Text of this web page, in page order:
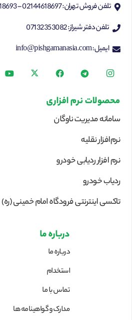
تلفن فروش تهران: 02144618697 – 02144618693
تلفن دفتر شیراز: 07132353082
ایمیل: info@pishgamanasia.com
محصولات نرم افزاری
سامانه مدیریت ناوگان
نرم‌افزار نقلیه
نرم افزار ردیابی خودرو
ردیاب خودرو
تاکسی اینترنتی فرودگاه امام خمینی (ره)
درباره ما
درباره ما
استخدام
تماس با ما
مدارک و گواهینامه ها